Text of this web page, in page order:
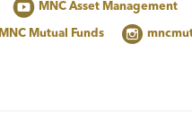
MNC Asset Management
MNC Mutual Funds